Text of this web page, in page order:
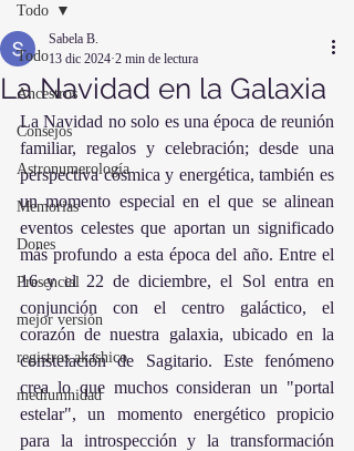
Todo
Ancestros
Consejos
Astronumerología
Memorias
Dones
Presencial
mejor versión
registros akashico
mediumnidad
Todo
La Navidad en la Galaxia
Sabela B.
13 dic 2024 2 min de lectura
La Navidad no solo es una época de reunión
familiar, regalos y celebración; desde una
perspectiva cósmica y energética, también es
un momento especial en el que se alinean
eventos celestes que aportan un significado
más profundo a esta época del año. Entre el
16 y el 22 de diciembre, el Sol entra en
conjunción con el centro galáctico, el
corazón de nuestra galaxia, ubicado en la
constelación de Sagitario. Este fenómeno
crea lo que muchos consideran un "portal
estelar", un momento energético propicio
para la introspección y la transformación